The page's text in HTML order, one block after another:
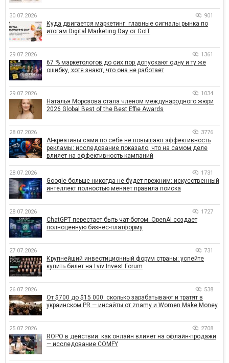
30.07.2026 901
Куда двигается маркетинг: главные сигналы рынка по
итогам Digital Marketing Day от GoIT
29.07.2026 1361
67 % маркетологов до сих пор допускают одну и ту же
ошибку, хотя знают, что она не работает
29.07.2026 1034
Наталья Морозова стала членом международного жюри
2026 Global Best of the Best Effie Awards
28.07.2026 3776
AI-креативы сами по себе не повышают эффективность
рекламы: исследование показало, что на самом деле
влияет на эффективность кампаний
28.07.2026 1731
Google больше никогда не будет прежним: искусственный
интеллект полностью меняет правила поиска
28.07.2026 1727
ChatGPT перестает быть чат-ботом. OpenAI создает
полноценную бизнес-платформу
27.07.2026 731
Крупнейший инвестиционный форум страны: успейте
купить билет на Lviv Invest Forum
26.07.2026 538
От $700 до $15 000: сколько зарабатывают и тратят в
украинском PR — инсайты от znamy и Women Make Money
25.07.2026 2708
ROPO в действии: как онлайн влияет на офлайн-продажи
— исследование COMFY